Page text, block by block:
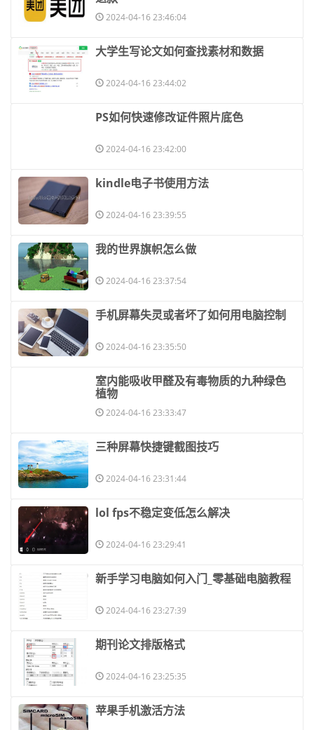
2024-04-16 23:46:04
​大学生写论文如何查找素材和数据
2024-04-16 23:44:02
​PS如何快速修改证件照片底色
2024-04-16 23:42:00
​kindle电子书使用方法
2024-04-16 23:39:55
​我的世界旗帜怎么做
2024-04-16 23:37:54
​手机屏幕失灵或者坏了如何用电脑控制
2024-04-16 23:35:50
​室内能吸收甲醛及有毒物质的九种绿色
植物
2024-04-16 23:33:47
​三种屏幕快捷键截图技巧
2024-04-16 23:31:44
​lol fps不稳定变低怎么解决
2024-04-16 23:29:41
​新手学习电脑如何入门_零基础电脑教程
2024-04-16 23:27:39
​期刊论文排版格式
2024-04-16 23:25:35
​苹果手机激活方法